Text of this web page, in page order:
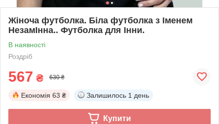
Жіноча футболка. Біла футболка з Іменем
НезамІнна.. Футболка для Інни.
В наявності
Роздріб
567 ₴ 630 ₴
Економія 63 ₴ Залишилось 1 день
Купити